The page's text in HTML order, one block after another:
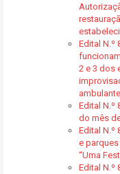
Edital N.º
2 e 3 dos
Edital N.º
do mês
Edital N.º
e
“Uma
Edital N.º